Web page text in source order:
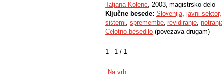
1 - 1 / 1
Tatjana Kolenc, 2003, magistrsko delo
Ključne besede: Slovenija, javni sektor
sistemi, spremembe, revidiranje,
Celotno besedilo (povezava drugam)
Na vrh